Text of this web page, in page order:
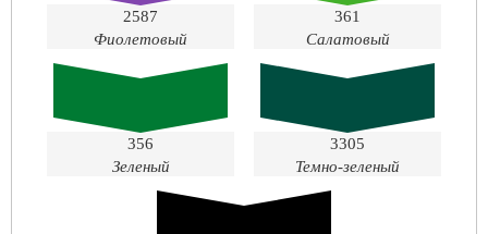
2587
Фиолетовый
361
Салатовый
356
Зеленый
3305
Темно-зеленый